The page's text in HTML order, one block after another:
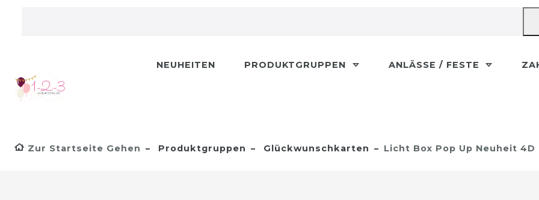
NEUHEITEN PRODUKTGRUPPEN ANLÄSSE / FESTE
Zur Startseite Gehen Produktgruppen Glückwunschkarten Licht Box Pop Up Neuheit